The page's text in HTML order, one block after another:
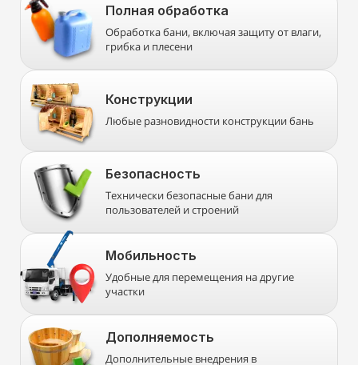
Полная обработка
Обработка бани, включая защиту от влаги,
грибка и плесени
Конструкции
Любые разновидности конструкции бань
Безопасность
Технически безопасные бани для
пользователей и строений
Мобильность
Удобные для перемещения на другие
участки
Дополняемость
Дополнительные внедрения в